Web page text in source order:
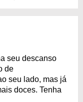
seu descanso
de
seu lado, mas já
doces. Tenha